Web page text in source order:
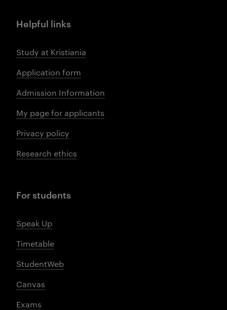
Helpful links
Study at Kristiania
Application form
Admission Information
My page for applicants
Privacy policy
Research ethics
For students
Speak Up
Timetable
StudentWeb
Canvas
Exams